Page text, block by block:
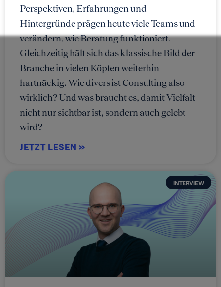
Perspektiven, Erfahrungen und
Hintergründe prägen heute viele Teams und
verändern, wie Beratung funktioniert.
Gleichzeitig hält sich das klassische Bild der
Branche in vielen Köpfen weiterhin
hartnäckig. Wie divers ist Consulting also
wirklich? Und was braucht es, damit Vielfalt
nicht nur sichtbar ist, sondern auch gelebt
wird?
JETZT LESEN »
INTERVIEW